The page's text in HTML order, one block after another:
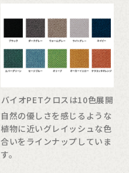
バイオPETクロスは10色展開
自然の優しさを感じるような
植物に近いグレイッシュな色
合いをラインナップしていま
す。